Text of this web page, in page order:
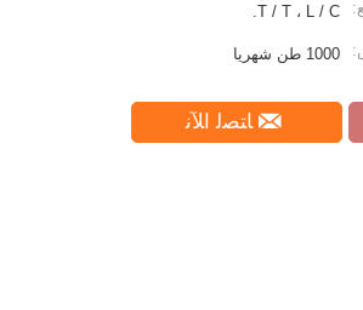
T / T ، L / C.
1000 طن شهريا
ﺎﺘﺼﻟ ﺍﻶﻧ